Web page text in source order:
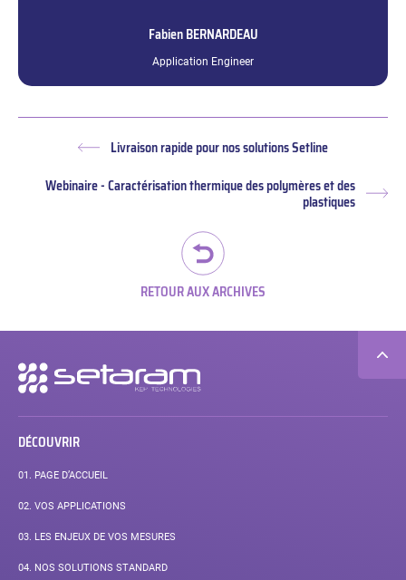
Fabien BERNARDEAU
Application Engineer
Article Livraison rapide pour nos solutions Setline
Webinaire - Caractérisation thermique des polymères et des
plastiques
RETOUR AUX ARCHIVES
Navigation
secondaire
DÉCOUVRIR
01. PAGE D’ACCUEIL
02. VOS APPLICATIONS
03. LES ENJEUX DE VOS MESURES
04. NOS SOLUTIONS STANDARD